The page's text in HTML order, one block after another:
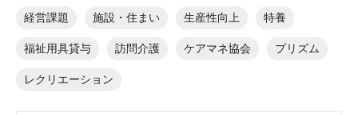
経営課題 施設・住まい 生産性向上 特養
福祉用具貸与 訪問介護 ケアマネ協会 プリズム
レクリエーション